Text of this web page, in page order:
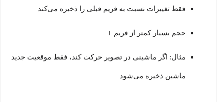
فقط تغییرات نسبت به فریم قبلی را ذخیره می‌کند
حجم بسیار کمتر از فریم
مثال: اگر ماشینی در تصویر حرکت کند، فقط موقعیت جدید
ماشین ذخیره می‌شود